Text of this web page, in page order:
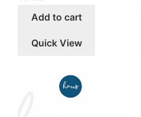
Add to cart
Quick View